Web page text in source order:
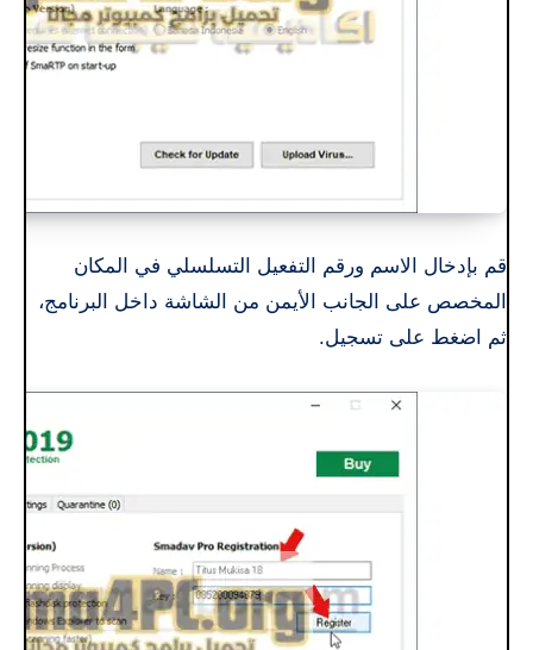
قم بإدخال الاسم ورقم التفعيل التسلسلي في المكان
المخصص على الجانب الأيمن من الشاشة داخل البرنامج،
ثم اضغط على تسجيل.